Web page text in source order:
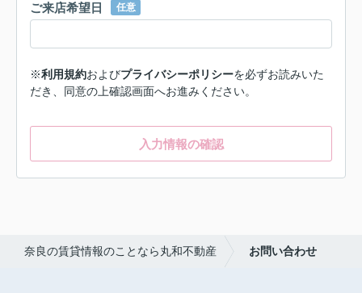
ご来店希望日 任意
※利用規約およびプライバシーポリシーを必ずお読みいた
だき、同意の上確認画面へお進みください。
入力情報の確認
奈良の賃貸情報のことなら丸和不動産 お問い合わせ